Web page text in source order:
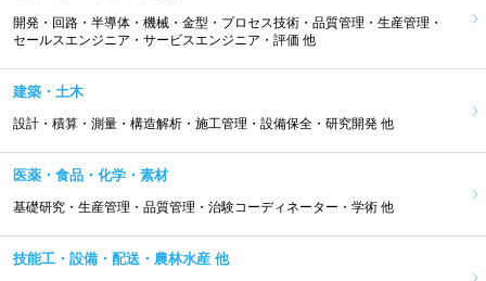
開発・回路・半導体・機械・金型・プロセス技術・品質管理・生産管理・
セールスエンジニア・サービスエンジニア・評価 他
建築・土木
設計・積算・測量・構造解析・施工管理・設備保全・研究開発 他
医薬・食品・化学・素材
基礎研究・生産管理・品質管理・治験コーディネーター・学術 他
技能工・設備・配送・農林水産 他